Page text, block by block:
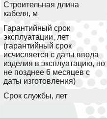
Строительная длина
кабеля, м
Гарантийный срок
эксплуатации, лет
(гарантийный срок
исчисляется с даты ввода
изделия в эксплуатацию, но
не позднее 6 месяцев с
даты изготовления)
Срок службы, лет